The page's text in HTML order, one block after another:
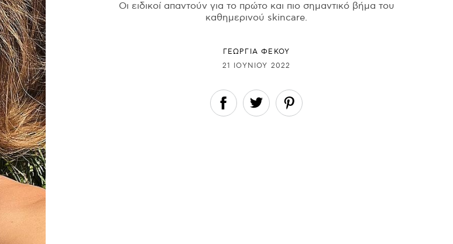
Οι ειδικοί απαντούν για το πρώτο και πιο σημαντικό βήμα του
καθημερινού skincare.
ΓΕΩΡΓΙΑ ΦΕΚΟΥ
21 ΙΟΥΝΊΟΥ 2022